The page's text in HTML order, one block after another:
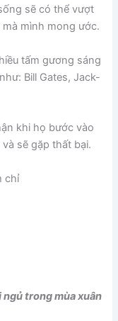
sẽ có thể vượt
mình mong ước.
tấm gương sáng
Bill Gates, Jack-
khi họ bước vào
sẽ gặp thất bại.
chỉ
ngủ trong mùa xuân